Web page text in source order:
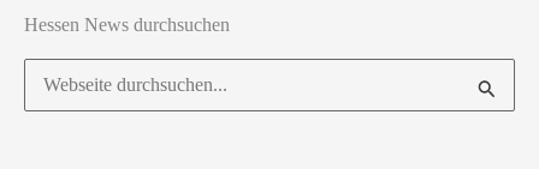
Hessen News durchsuchen
Suchen
nach: